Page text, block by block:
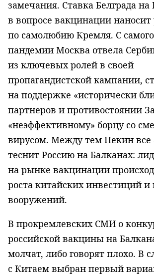
замечания. Ставка Белграда на
в вопросе вакцинации наносит
по самолюбию Кремля. С
пандемии Москва отвела
из ключевых ролей в своей
пропагандистской кампании,
на поддержке «исторически
партнеров и противостоянии
«неэффективному» борцу со
вирусом. Между тем Пекин все
теснит Россию на Балканах:
на рынке вакцинации
роста китайских инвестиций и
вооружений.
В прокремлевских СМИ о
российской вакцины на
молчат, либо говорят плохо. В
с Китаем выбран первый